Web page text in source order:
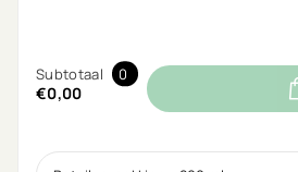
Subtotaal 0
€0,00